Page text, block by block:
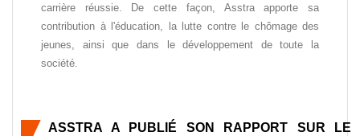
carrière réussie. De cette façon, Asstra apporte sa
contribution à l'éducation, la lutte contre le chômage des
jeunes, ainsi que dans le développement de toute la
société.
ASSTRA A PUBLIÉ SON RAPPORT SUR LE